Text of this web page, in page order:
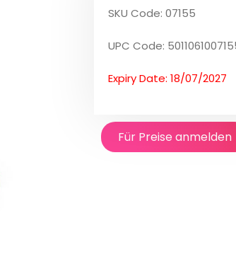
SKU Code: 07155
UPC Code:
Expiry Date: 18/07/2027
Für Preise anmelden